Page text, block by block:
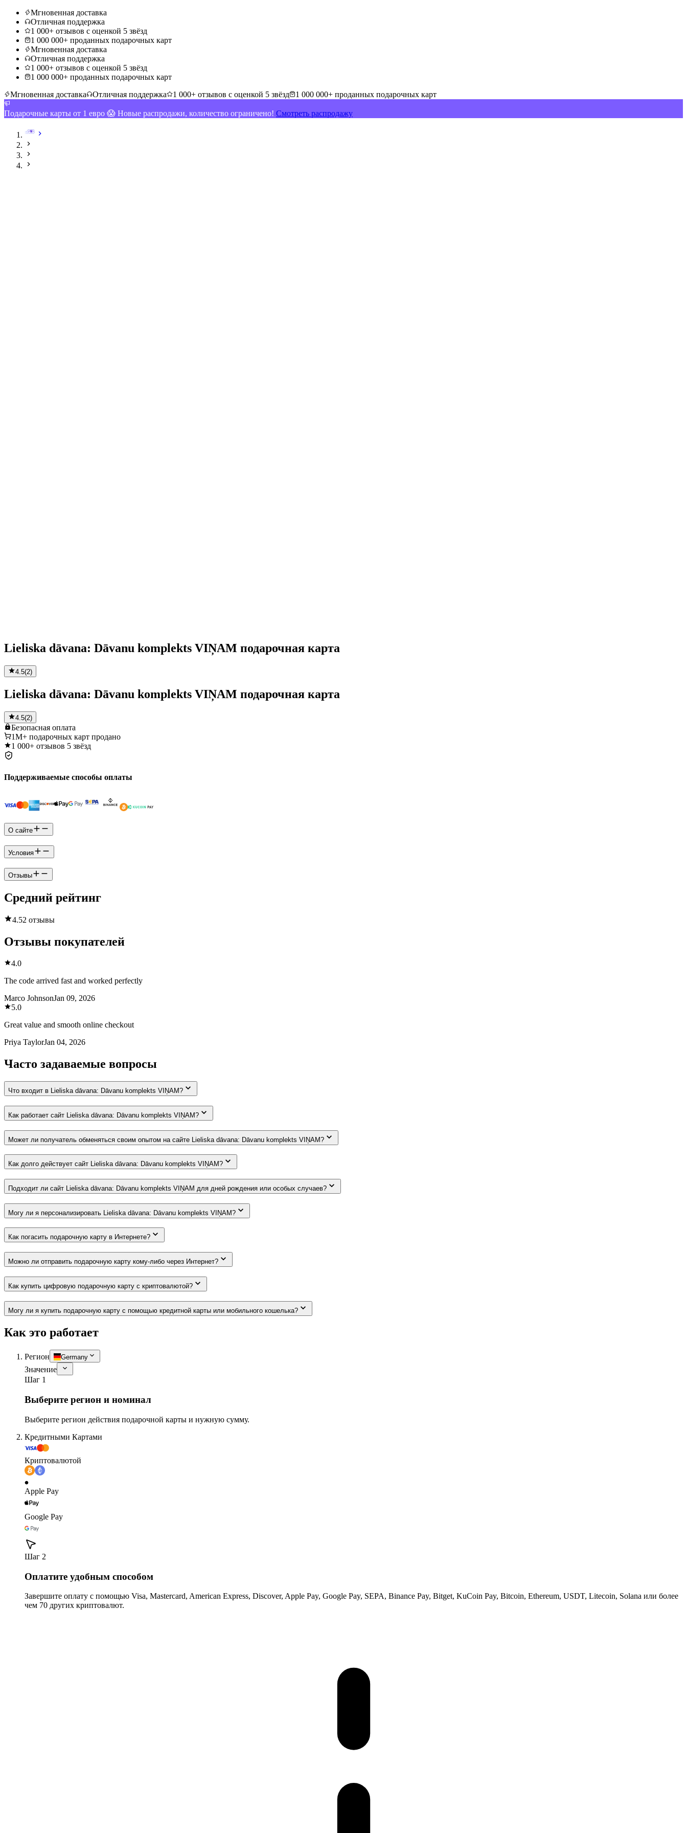
Мгновенная доставка
Отличная поддержка
1 000+ отзывов с оценкой 5 звёзд
1 000 000+ проданных подарочных карт
Мгновенная доставка
Отличная поддержка
1 000+ отзывов с оценкой 5 звёзд
1 000 000+ проданных подарочных карт
Мгновенная доставка
Отличная поддержка 1 000+ отзывов с оценкой 5 звёзд 1 000 000+ проданных подарочных карт
Подарочные карты от 1 евро 😱 Новые распродажи, количество ограничено! Смотреть распродажу
Lieliska dāvana: Dāvanu komplekts VIŅAM подарочная карта
4.5(2)
Lieliska dāvana: Dāvanu komplekts VIŅAM подарочная карта
4.5(2)
Безопасная оплата
1M+ подарочных карт продано
1 000+ отзывов 5 звёзд
Поддерживаемые способы оплаты
О сайте
Условия
Отзывы
Средний рейтинг
4.52 отзывы
Отзывы покупателей
4.0
The code arrived fast and worked perfectly
Marco JohnsonJan 09, 2026
5.0
Great value and smooth online checkout
Priya TaylorJan 04, 2026
Часто задаваемые вопросы
Что входит в Lieliska dāvana: Dāvanu komplekts VIŅAM?
Как работает сайт Lieliska dāvana: Dāvanu komplekts VIŅAM?
Может ли получатель обменяться своим опытом на сайте Lieliska dāvana: Dāvanu komplekts VIŅAM?
Как долго действует сайт Lieliska dāvana: Dāvanu komplekts VIŅAM?
Подходит ли сайт Lieliska dāvana: Dāvanu komplekts VIŅAM для дней рождения или особых случаев?
Могу ли я персонализировать Lieliska dāvana: Dāvanu komplekts VIŅAM?
Как погасить подарочную карту в Интернете?
Можно ли отправить подарочную карту кому-либо через Интернет?
Как купить цифровую подарочную карту с криптовалютой?
Могу ли я купить подарочную карту с помощью кредитной карты или мобильного кошелька?
Как это работает
Регион Germany
Значение
Шаг 1
Выберите регион и номинал
Выберите регион действия подарочной карты и нужную сумму.
Кредитными Картами
Криптовалютой
Apple Pay
Google Pay
Шаг 2
Оплатите удобным способом
Завершите оплату с помощью Visa, Mastercard, American Express, Discover, Apple Pay, Google Pay, SEPA, Binance Pay, Bitget, KuCoin Pay, Bitcoin, Ethereum, USDT, Litecoin, Solana или более
чем 70 других криптовалют.